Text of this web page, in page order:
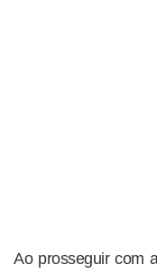
Ao prosseguir com